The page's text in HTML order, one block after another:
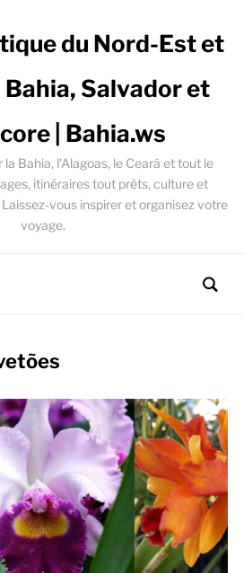
du Nord-Est et
Salvador et
| Bahia.ws
Bahia, l’Alagoas, le Ceará et tout le
itinéraires tout prêts, culture et
vous inspirer et organisez votre
voyage.